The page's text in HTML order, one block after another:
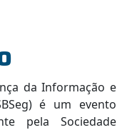
da Informação e
é um evento
pela Sociedade